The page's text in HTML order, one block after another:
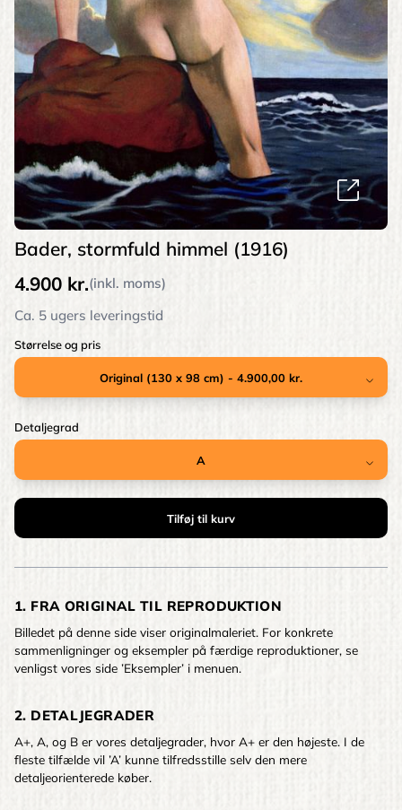
Bader, stormfuld himmel (1916)
4.900 kr.(inkl. moms)
Ca. 5 ugers leveringstid
Størrelse og pris
Detaljegrad
1. FRA ORIGINAL TIL REPRODUKTION
Billedet på denne side viser originalmaleriet. For konkrete
sammenligninger og eksempler på færdige reproduktioner, se
venligst vores side ’Eksempler’ i menuen.
2. DETALJEGRADER
A+, A, og B er vores detaljegrader, hvor A+ er den højeste. I de
fleste tilfælde vil ’A’ kunne tilfredsstille selv den mere
detaljeorienterede køber.